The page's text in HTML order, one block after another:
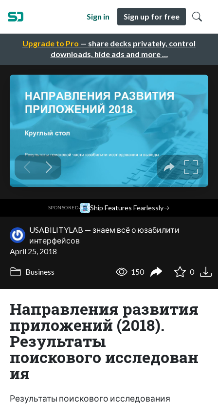
Upgrade to Pro — share decks privately, control
downloads, hide ads and more …
Sign in Sign up for free
SPONSORED· Ship Features Fearlessly→
USABILITYLAB — знаем всё о юзабилити
интерфейсов
April 25, 2018
Business 150 0
Направления развития
приложений (2018).
Результаты
поискового исследован
ия
Результаты поискового исследования